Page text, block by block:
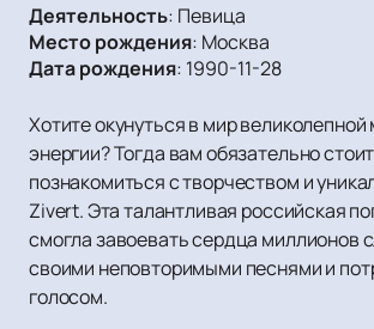
Деятельность: Певица
Место рождения: Москва
Дата рождения: 1990-11-28
Хотите окунуться в мир великолепной
энергии? Тогда вам обязательно стоит
познакомиться с творчеством и
Zivert. Эта талантливая российская
смогла завоевать сердца миллионов
своими неповторимыми песнями и
голосом.